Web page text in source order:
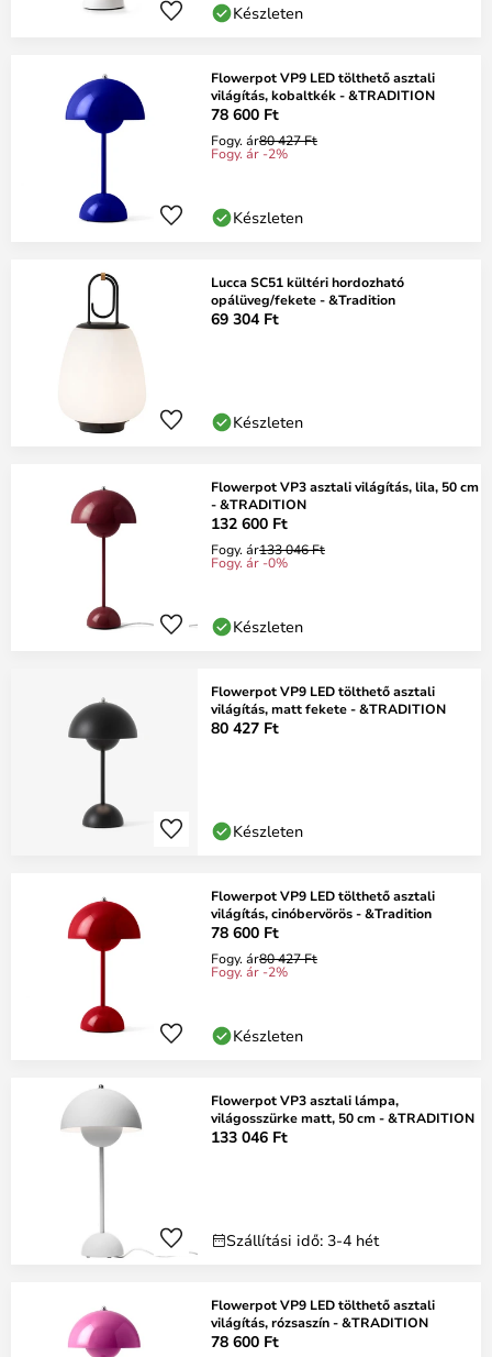
Készleten
Flowerpot VP9 LED tölthető asztali
világítás, kobaltkék - &TRADITION
78 600 Ft
Fogy. ár80 427 Ft
Fogy. ár -2%
Készleten
Lucca SC51 kültéri hordozható
opálüveg/fekete - &Tradition
69 304 Ft
Készleten
Flowerpot VP3 asztali világítás, lila, 50 cm
- &TRADITION
132 600 Ft
Fogy. ár133 046 Ft
Fogy. ár -0%
Készleten
Flowerpot VP9 LED tölthető asztali
világítás, matt fekete - &TRADITION
80 427 Ft
Készleten
Flowerpot VP9 LED tölthető asztali
világítás, cinóbervörös - &Tradition
78 600 Ft
Fogy. ár80 427 Ft
Fogy. ár -2%
Készleten
Flowerpot VP3 asztali lámpa,
világosszürke matt, 50 cm - &TRADITION
133 046 Ft
Szállítási idő: 3-4 hét
Flowerpot VP9 LED tölthető asztali
világítás, rózsaszín - &TRADITION
78 600 Ft